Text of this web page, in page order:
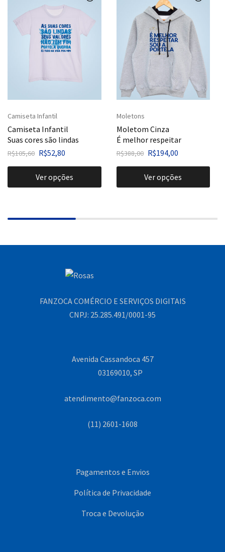
Camiseta Infantil
Camiseta Infantil
Suas cores são lindas
R$105,60 R$52,80
Ver opções
Moletons
Moletom Cinza
É melhor respeitar
R$388,00 R$194,00
Ver opções
FANZOCA COMÉRCIO E SERVIÇOS DIGITAIS
CNPJ: 25.285.491/0001-95
Avenida Cassandoca 457
03169010, SP
atendimento@fanzoca.com
(11) 2601-1608
Pagamentos e Envios
Política de Privacidade
Troca e Devolução